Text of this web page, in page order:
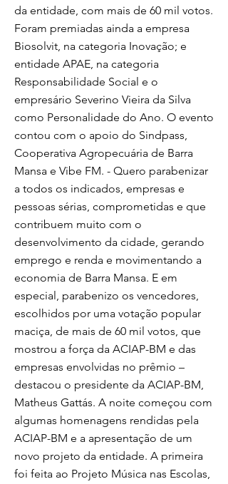
da entidade, com mais de 60 mil votos.
Foram premiadas ainda a empresa
Biosolvit, na categoria Inovação; e
entidade APAE, na categoria
Responsabilidade Social e o
empresário Severino Vieira da Silva
como Personalidade do Ano. O evento
contou com o apoio do Sindpass,
Cooperativa Agropecuária de Barra
Mansa e Vibe FM. - Quero parabenizar
a todos os indicados, empresas e
pessoas sérias, comprometidas e que
contribuem muito com o
desenvolvimento da cidade, gerando
emprego e renda e movimentando a
economia de Barra Mansa. E em
especial, parabenizo os vencedores,
escolhidos por uma votação popular
maciça, de mais de 60 mil votos, que
mostrou a força da ACIAP-BM e das
empresas envolvidas no prêmio –
destacou o presidente da ACIAP-BM,
Matheus Gattás. A noite começou com
algumas homenagens rendidas pela
ACIAP-BM e a apresentação de um
novo projeto da entidade. A primeira
foi feita ao Projeto Música nas Escolas,